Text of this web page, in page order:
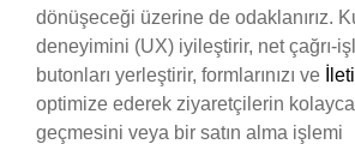
dönüşeceği üzerine de odaklanırız.
deneyimini (UX) iyileştirir, net çağrı-
butonları yerleştirir, formlarınızı ve
optimize ederek ziyaretçilerin
geçmesini veya bir satın alma işlemi